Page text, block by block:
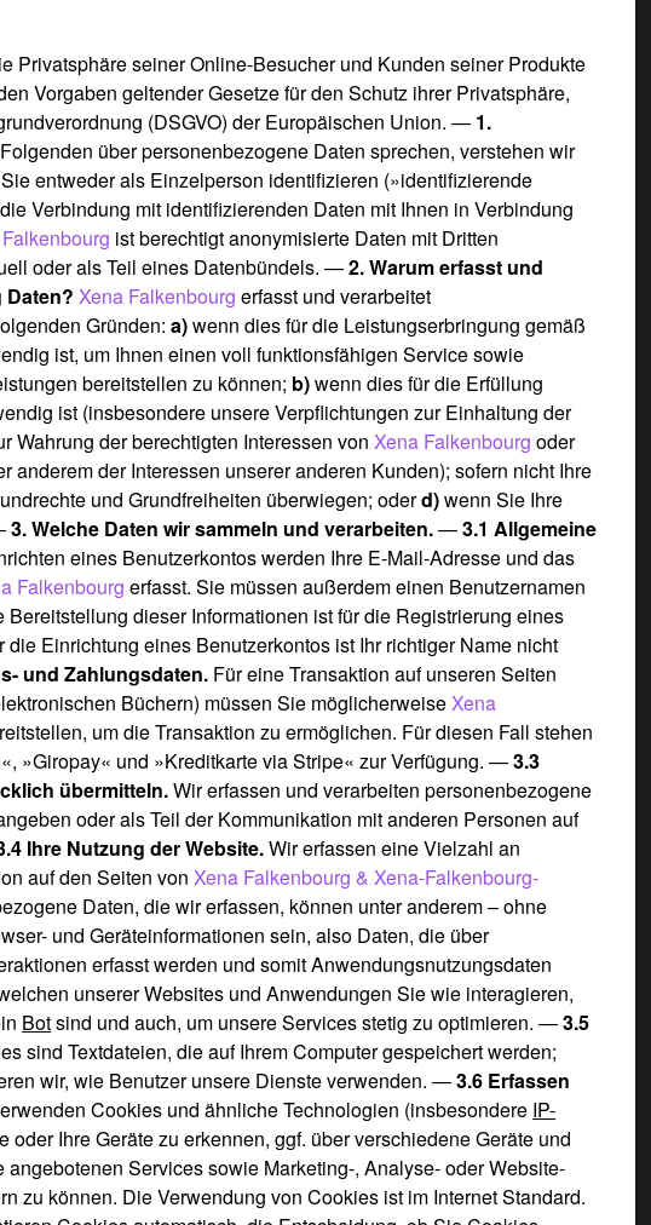
Privatsphäre seiner Online-Besucher und Kunden seiner Produkte
Vorgaben geltender Gesetze für den Schutz ihrer Privatsphäre,
(DSGVO) der Europäischen Union. — 1.
über personenbezogene Daten sprechen, verstehen wir
entweder als Einzelperson identifizieren (»identifizierende
Verbindung mit identifizierenden Daten mit Ihnen in Verbindung
ist berechtigt anonymisierte Daten mit Dritten
oder als Teil eines Datenbündels. —2. Warum erfasst und
Daten? Xena Falkenbourg erfasst und verarbeitet
Gründen:a)wenn dies für die Leistungserbringung gemäß
ist, um Ihnen einen voll funktionsfähigen Service sowie
bereitstellen zu können; b)wenn dies für die Erfüllung
ist (insbesondere unsere Verpflichtungen zur Einhaltung der
Wahrung der berechtigten Interessen von Xena Falkenbourg oder
anderem der Interessen unserer anderen Kunden); sofern nicht Ihre
und Grundfreiheiten überwiegen; oderd)wenn Sie Ihre
3. Welche Daten wir sammeln und verarbeiten.—3.1 Allgemeine
eines Benutzerkontos werden Ihre E-Mail-Adresse und das
Falkenbourg erfasst. Sie müssen außerdem einen Benutzernamen
dieser Informationen ist für die Registrierung eines
die Einrichtung eines Benutzerkontos ist Ihr richtiger Name nicht
und Zahlungsdaten. Für eine Transaktion auf unseren Seiten
Büchern) müssen Sie möglicherweise Xena
um die Transaktion zu ermöglichen. Für diesen Fall stehen
«, »Giropay« und »Kreditkarte via Stripe« zur Verfügung. —3.3
übermitteln.Wir erfassen und verarbeiten personenbezogene
oder als Teil der Kommunikation mit anderen Personen auf
Ihre Nutzung der Website.Wir erfassen eine Vielzahl an
auf den Seiten von Xena Falkenbourg & Xena-Falkenbourg-
Daten, die wir erfassen, können unter anderem – ohne
und Geräteinformationen sein, also Daten, die über
erfasst werden und somit Anwendungsnutzungsdaten
unserer Websites und Anwendungen Sie wie interagieren,
Botsind und auch, um unsere Services stetig zu optimieren. —3.5
sind Textdateien, die auf Ihrem Computer gespeichert werden;
wir, wie Benutzer unsere Dienste verwenden. —3.6 Erfassen
Cookies und ähnliche Technologien (insbesondere IP-
oder Ihre Geräte zu erkennen, ggf. über verschiedene Geräte und
Services sowie Marketing-, Analyse- oder Website-
zu können. Die Verwendung von Cookies ist im Internet Standard.